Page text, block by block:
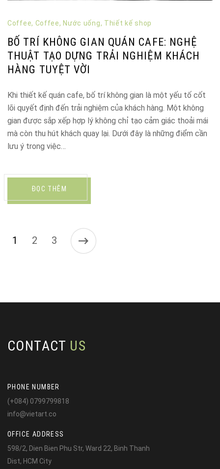
Coffee, Coffee, Nước uống, Thiết kế shop
BỐ TRÍ KHÔNG GIAN QUÁN CAFE: NGHỆ
THUẬT TẠO DỰNG TRẢI NGHIỆM KHÁCH
HÀNG TUYỆT VỜI
Khi thiết kế quán cafe, bố trí không gian là một yếu tố cốt
lõi quyết định đến trải nghiệm của khách hàng. Một không
gian được sắp xếp hợp lý không chỉ tạo cảm giác thoải mái
mà còn thu hút khách quay lại. Dưới đây là những điểm cần
lưu ý trong việc…
ĐỌC THÊM
1 2 3
CONTACT US
PHONE NUMBER
(+084) 0799799818
info@vietart.co
OFFICE ADDRESS
598/2, Dien Bien Phu Str, Ward 22, Binh Thanh
Dist, HCM City